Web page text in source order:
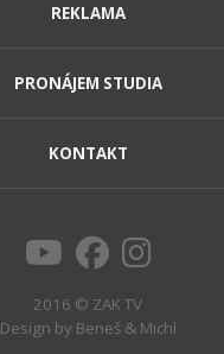
REKLAMA
PRONÁJEM STUDIA
KONTAKT
2016 © ZAK TV
Design by Beneš & Michl